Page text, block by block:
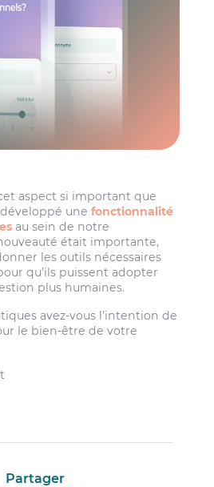
aspect si important que
unefonctionnalité
au sein de notre
était importante,
les outils nécessaires
qu’ils puissent adopter
plus humaines.
avez-vous l’intention de
le bien-être de votre
Partager